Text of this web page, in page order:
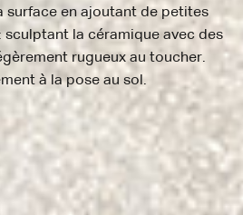
surface en ajoutant de petites
la céramique avec des
rugueux au toucher.
à la pose au sol.